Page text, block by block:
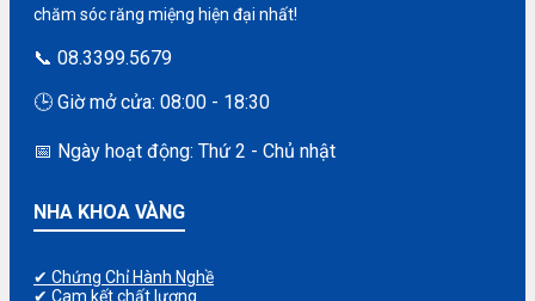
chăm sóc răng miệng hiện đại nhất!
📞 08.3399.5679
🕒 Giờ mở cửa: 08:00 - 18:30
📅 Ngày hoạt động: Thứ 2 - Chủ nhật
NHA KHOA VÀNG
✔ Chứng Chỉ Hành Nghề
✔ Cam kết chất lượng